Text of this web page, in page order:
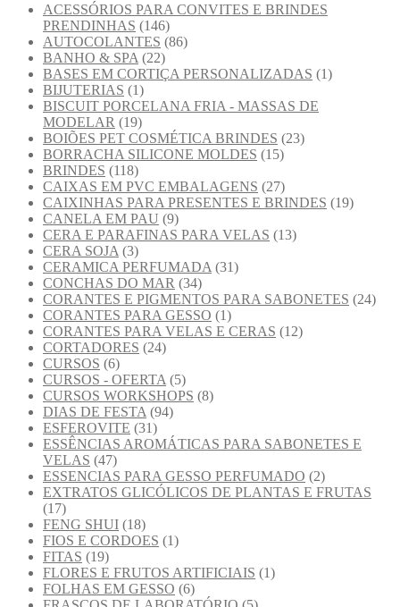
ACESSÓRIOS PARA CONVITES E BRINDES
PRENDINHAS (146)
AUTOCOLANTES (86)
BANHO & SPA (22)
BASES EM CORTIÇA PERSONALIZADAS (1)
BIJUTERIAS (1)
BISCUIT PORCELANA FRIA - MASSAS DE
MODELAR (19)
BOIÕES PET COSMÉTICA BRINDES (23)
BORRACHA SILICONE MOLDES (15)
BRINDES (118)
CAIXAS EM PVC EMBALAGENS (27)
CAIXINHAS PARA PRESENTES E BRINDES (19)
CANELA EM PAU (9)
CERA E PARAFINAS PARA VELAS (13)
CERA SOJA (3)
CERAMICA PERFUMADA (31)
CONCHAS DO MAR (34)
CORANTES E PIGMENTOS PARA SABONETES (24)
CORANTES PARA GESSO (1)
CORANTES PARA VELAS E CERAS (12)
CORTADORES (24)
CURSOS (6)
CURSOS - OFERTA (5)
CURSOS WORKSHOPS (8)
DIAS DE FESTA (94)
ESFEROVITE (31)
ESSÊNCIAS AROMÁTICAS PARA SABONETES E
VELAS (47)
ESSENCIAS PARA GESSO PERFUMADO (2)
EXTRATOS GLICÓLICOS DE PLANTAS E FRUTAS
(17)
FENG SHUI (18)
FIOS E CORDOES (1)
FITAS (19)
FLORES E FRUTOS ARTIFICIAIS (1)
FOLHAS EM GESSO (6)